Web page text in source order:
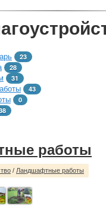
23
28
31
43
0
работы
/ Ландшафтные работы